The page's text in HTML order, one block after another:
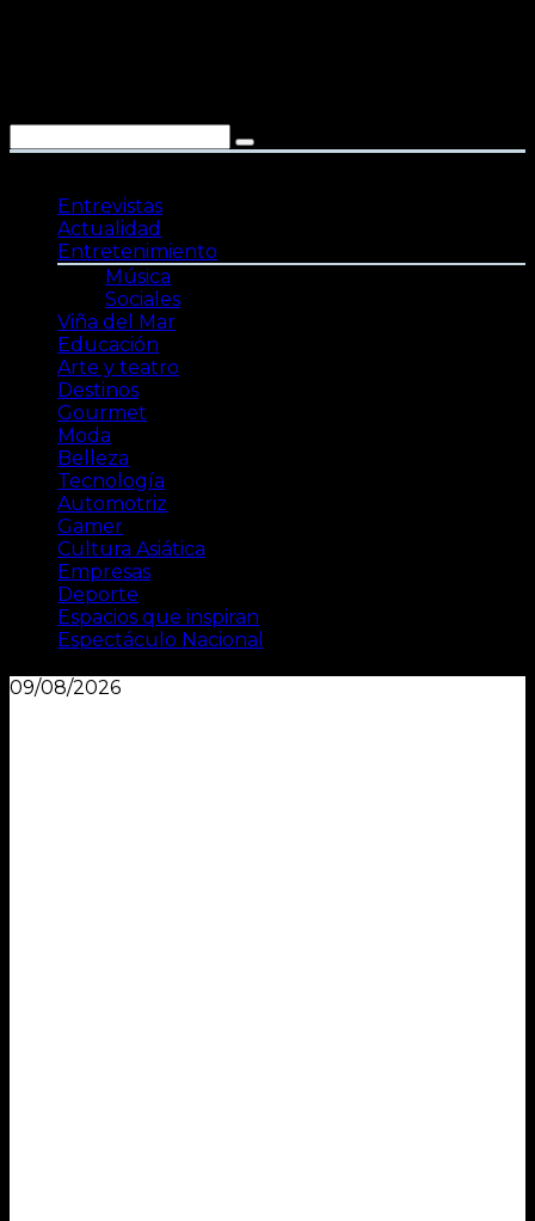
Entrevistas
Actualidad
Entretenimiento
Música
Sociales
Viña del Mar
Educación
Arte y teatro
Destinos
Gourmet
Moda
Belleza
Tecnología
Automotriz
Gamer
Cultura Asiática
Empresas
Deporte
Espacios que inspiran
Espectáculo Nacional
09/08/2026